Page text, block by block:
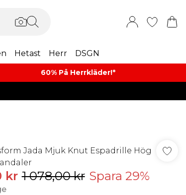
Hetast Herr DSGN
60% På Herrkläder!*​
Jada Mjuk Knut Espadrille Hög
kr 1 078,00 kr Spara 29%